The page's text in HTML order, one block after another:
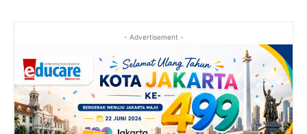
- Advertisement -